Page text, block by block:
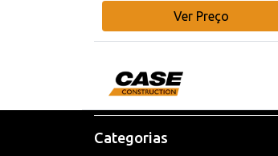
Ver Preço
Categorias